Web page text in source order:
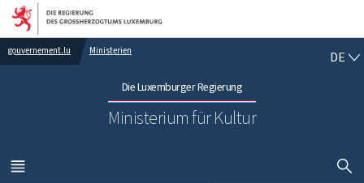
Zur Hauptnavigation
Zum Inhalt
gouvernement.lu Ministerien
Die Luxemburger Regierung
Ministerium für Kultur
DE
MENÜ
HAUPT-